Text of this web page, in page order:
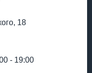
18
- 19:00